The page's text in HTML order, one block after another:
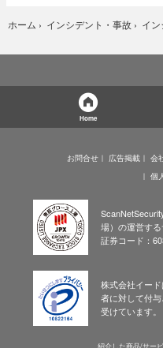
ホーム › インシデント・事故 › イン
Home
お問合せ 広告掲載 会
個
場）の運営する
証券コード：
株式会社イー
者に対して付
受けています。